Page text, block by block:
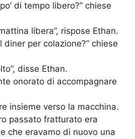
di tempo libero?” chiese
libera”, rispose Ethan.
diner per colazione?” chiese
disse Ethan.
onorato di accompagnare
insieme verso la macchina.
passato fratturato era
che eravamo di nuovo una